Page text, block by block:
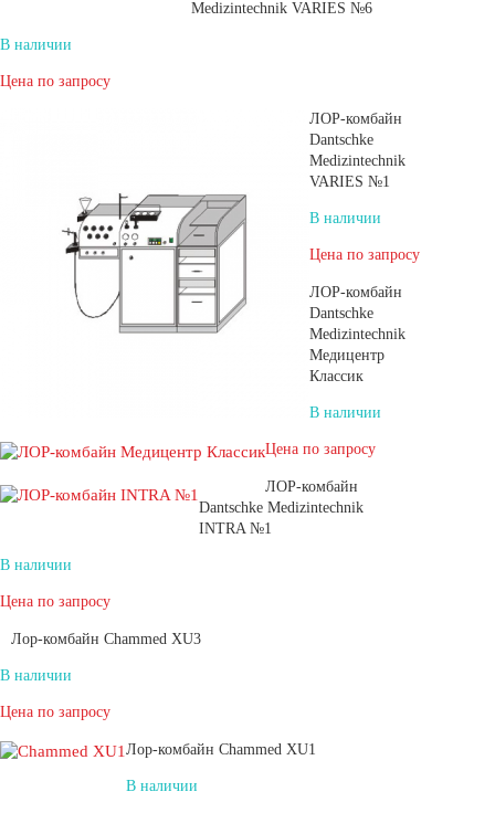
Medizintechnik VARIES №6
В наличии
Цена по запросу
ЛОР-комбайн
Dantschke
Medizintechnik
VARIES №1
В наличии
Цена по запросу
ЛОР-комбайн
Dantschke
Medizintechnik
Медицентр
Классик
В наличии
Цена по запросу
ЛОР-комбайн
Dantschke Medizintechnik
INTRA №1
В наличии
Цена по запросу
Лор-комбайн Chammed XU3
В наличии
Цена по запросу
Лор-комбайн Chammed XU1
В наличии